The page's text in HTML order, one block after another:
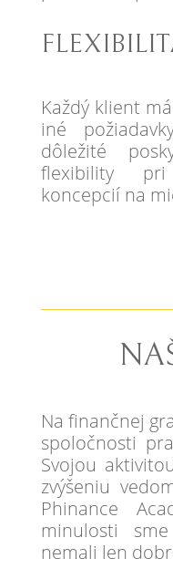
Každý klient
iné
dôležité
flexibility
koncepcií na
Na finančnej
spoločnosti
Svojou
zvýšeniu
Phinance
minulosti
nemali len